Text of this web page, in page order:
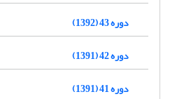
دوره 43 (1392)
دوره 42 (1391)
دوره 41 (1391)